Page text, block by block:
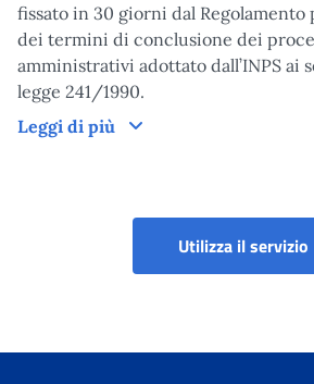
fissato in 30 giorni dal
dei termini di conclusione dei
amministrativi adottato dall’INPS ai
legge 241/1990.
Leggi di più
Tempi di lavorazione
Utilizza il servizio